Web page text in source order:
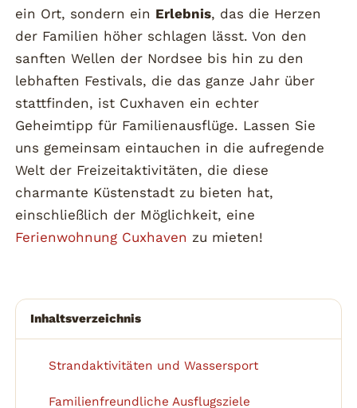
ein Ort, sondern ein Erlebnis, das die Herzen
der Familien höher schlagen lässt. Von den
sanften Wellen der Nordsee bis hin zu den
lebhaften Festivals, die das ganze Jahr über
stattfinden, ist Cuxhaven ein echter
Geheimtipp für Familienausflüge. Lassen Sie
uns gemeinsam eintauchen in die aufregende
Welt der Freizeitaktivitäten, die diese
charmante Küstenstadt zu bieten hat,
einschließlich der Möglichkeit, eine
Ferienwohnung Cuxhaven zu mieten!
Inhaltsverzeichnis
Strandaktivitäten und Wassersport
Familienfreundliche Ausflugsziele